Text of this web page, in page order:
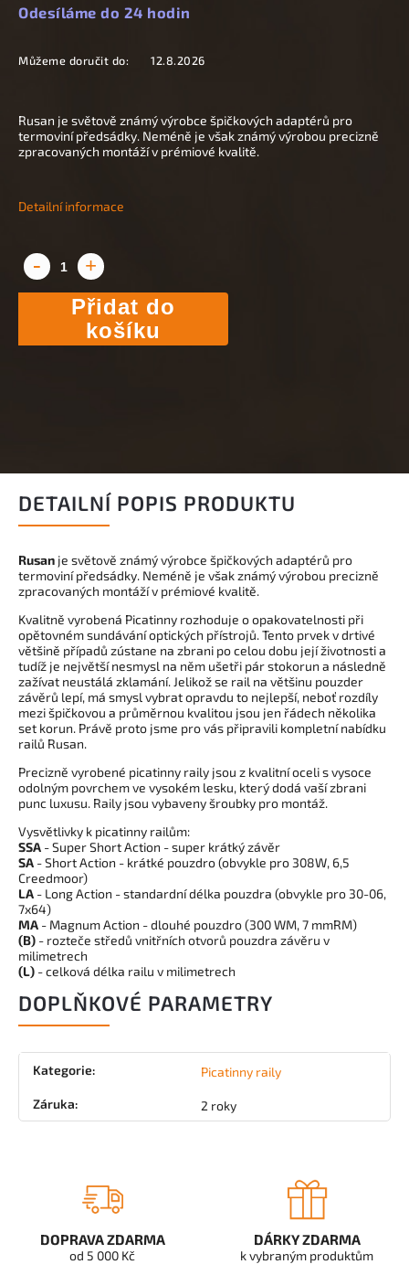
Odesíláme do 24 hodin
Můžeme doručit do: 12.8.2026
Přidat do
košíku
Rusan je světově známý výrobce špičkových adaptérů pro
termoviní předsádky. Neméně je však známý výrobou precizně
zpracovaných montáží v prémiové kvalitě.
Detailní informace
DETAILNÍ POPIS PRODUKTU
Rusan je světově známý výrobce špičkových adaptérů pro
termoviní předsádky. Neméně je však známý výrobou precizně
zpracovaných montáží v prémiové kvalitě.
Kvalitně vyrobená Picatinny rozhoduje o opakovatelnosti při
opětovném sundávání optických přístrojů. Tento prvek v drtivé
většině případů zústane na zbrani po celou dobu její životnosti a
tudíž je největší nesmysl na něm ušetři pár stokorun a následně
zažívat neustálá zklamání. Jelikož se rail na většinu pouzder
závěrů lepí, má smysl vybrat opravdu to nejlepší, neboť rozdíly
mezi špičkovou a průměrnou kvalitou jsou jen řádech několika
set korun. Právě proto jsme pro vás připravili kompletní nabídku
railů Rusan.
Precizně vyrobené picatinny raily jsou z kvalitní oceli s vysoce
odolným povrchem ve vysokém lesku, který dodá vaší zbrani
punc luxusu. Raily jsou vybaveny šroubky pro montáž.
Vysvětlivky k picatinny railům:
SSA - Super Short Action - super krátký závěr
SA - Short Action - krátké pouzdro (obvykle pro 308W, 6,5
Creedmoor)
LA - Long Action - standardní délka pouzdra (obvykle pro 30-06,
7x64)
MA - Magnum Action - dlouhé pouzdro (300 WM, 7 mmRM)
(B) - rozteče středů vnitřních otvorů pouzdra závěru v
milimetrech
(L) - celková délka railu v milimetrech
DOPLŇKOVÉ PARAMETRY
Kategorie: Picatinny raily
Záruka: 2 roky
DOPRAVA ZDARMA
od 5 000 Kč
DÁRKY ZDARMA
k vybraným produktům